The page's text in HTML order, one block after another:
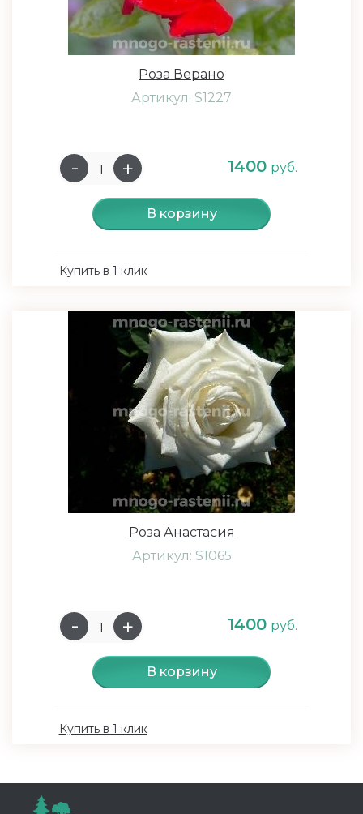
Роза Верано
Артикул: S1227
1400 руб.
В корзину
Купить в 1 клик
Роза Анастасия
Артикул: S1065
1400 руб.
В корзину
Купить в 1 клик